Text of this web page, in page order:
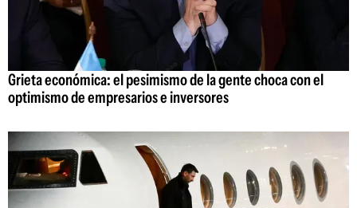
Grieta económica: el pesimismo de la gente choca con el
optimismo de empresarios e inversores